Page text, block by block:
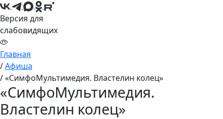
Версия для
слабовидящих
Главная
/Aфиша
/«СимфоМультимедия. Властелин колец»
«СимфоМультимедия.
Властелин колец»